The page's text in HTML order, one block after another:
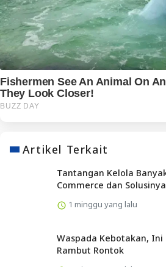
Artikel Terkait
Tantangan Kelola
Commerce dan Solusinya
1 minggu yang lalu
Waspada Kebotakan, Ini
Rambut Rontok